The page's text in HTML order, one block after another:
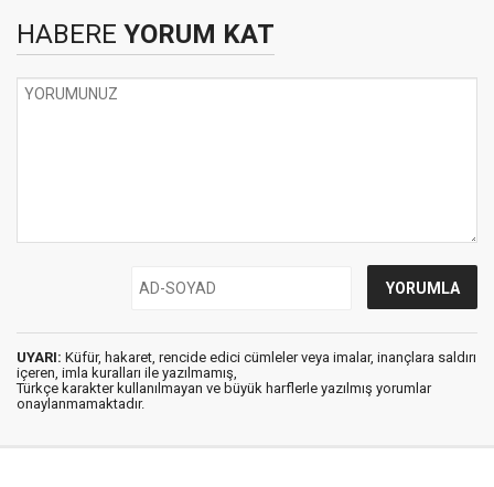
HABERE YORUM KAT
UYARI: Küfür, hakaret, rencide edici cümleler veya imalar, inançlara saldırı
içeren, imla kuralları ile yazılmamış,
Türkçe karakter kullanılmayan ve büyük harflerle yazılmış yorumlar
onaylanmamaktadır.